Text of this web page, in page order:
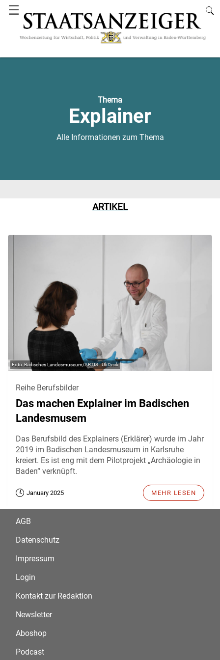
☰
Thema
Explainer
Alle Informationen zum Thema
ARTIKEL
Badisches Landesmuseum/ARTIS - Uli Deck
Reihe Berufsbilder
Das machen Explainer im Badischen
Landesmusem
Das Berufsbild des Explainers (Erklärer) wurde im Jahr
2019 im Badischen Landesmuseum in Karlsruhe
kreiert. Es ist eng mit dem Pilotprojekt „Archäologie in
Baden“ verknüpft.
January 2025 MEHR LESEN
AGB
Datenschutz
Impressum
Login
Kontakt zur Redaktion
Newsletter
Aboshop
Podcast